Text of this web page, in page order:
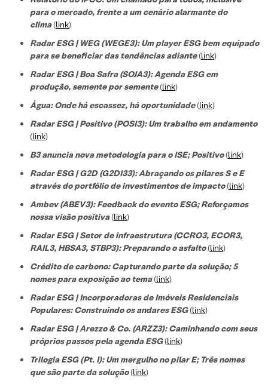
para o mercado, frente a um cenário alarmante do
clima(link)
Radar ESG | WEG (WEGE3): Um player ESG bem equipado
para se beneficiar das tendências adiante(link)
Radar ESG | Boa Safra (SOJA3): Agenda ESG em
produção, semente por semente(link)
Água: Onde há escassez, há oportunidade(link)
Radar ESG | Positivo (POSI3): Um trabalho em andamento
(link)
B3 anuncia nova metodologia para o ISE; Positivo(link)
Radar ESG | G2D (G2DI33): Abraçando os pilares S e E
através do portfólio de investimentos de impacto(link)
Ambev (ABEV3): Feedback do evento ESG; Reforçamos
nossa visão positiva(link)
Radar ESG | Setor de infraestrutura (CCRO3, ECOR3,
RAIL3, HBSA3, STBP3): Preparando o asfalto(link)
Crédito de carbono: Capturando parte da solução; 5
nomes para exposição ao tema(link)
Radar ESG | Incorporadoras de Imóveis Residenciais
Populares: Construindo os andares ESG(link)
Radar ESG | Arezzo & Co. (ARZZ3): Caminhando com seus
próprios passos pela agenda ESG(link)
Trilogia ESG (Pt. I): Um mergulho no pilar E; Três nomes
que são parte da solução(link)